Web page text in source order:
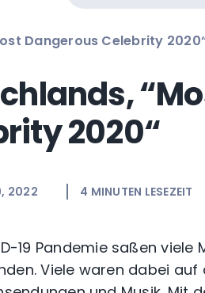
Dangerous Celebrity
2020“
2022 4 MINUTEN LESEZEIT
19 Pandemie saßen viele
Viele waren dabei auf